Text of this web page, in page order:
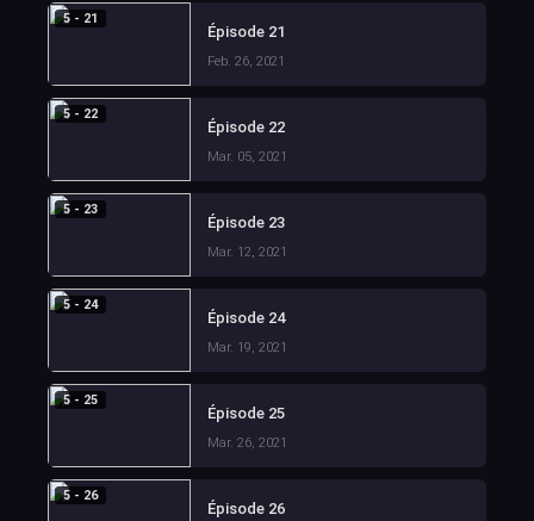
5 - 21
Épisode 21
Feb. 26, 2021
5 - 22
Épisode 22
Mar. 05, 2021
5 - 23
Épisode 23
Mar. 12, 2021
5 - 24
Épisode 24
Mar. 19, 2021
5 - 25
Épisode 25
Mar. 26, 2021
5 - 26
Épisode 26